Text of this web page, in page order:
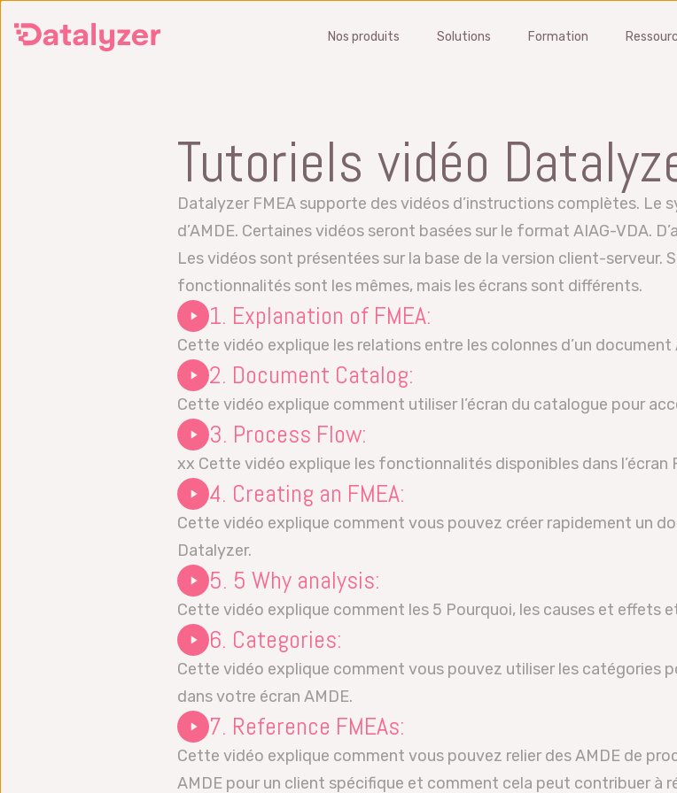
au
Nos produits
Contrôler et améliorer la qualité de
la production en temps réel
Logiciel SPC
Obtenez une démonstration
Qu’est-ce que la SPC?
Formation SPC
Prévenir les problèmes et réduire
les risques opérationnels à un stade
précoce
Logiciel AMDE
Obtenez une démonstration
Formation AMDE
Changez
MSA
Logiciel de
Obtenez
Formation
Solutions Formation
Tutoriels vidéo
Datalyzer FMEA supporte des vidéos d’instructions complètes. Le
d’AMDE. Certaines vidéos seront basées sur le format AIAG-VDA.
Les vidéos sont présentées sur la base de la version client-serveur.
fonctionnalités sont les mêmes, mais les écrans sont différents.
1. Explanation of FMEA:
Cette vidéo explique les relations entre les colonnes d’un document
2. Document Catalog:
Cette vidéo explique comment utiliser l’écran du catalogue pour
3. Process Flow:
xx Cette vidéo explique les fonctionnalités disponibles dans l’écran
4. Creating an FMEA:
Cette vidéo explique comment vous pouvez créer rapidement un
Datalyzer.
5. 5 Why analysis:
Cette vidéo explique comment les 5 Pourquoi, les causes et effets
6. Categories:
Cette vidéo explique comment vous pouvez utiliser les catégories
dans votre écran AMDE.
7. Reference FMEAs:
Cette vidéo explique comment vous pouvez relier des AMDE de
AMDE pour un client spécifique et comment cela peut contribuer à